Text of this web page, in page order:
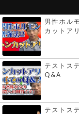
男性ホル
カットア
テストス
Q&A
テストス